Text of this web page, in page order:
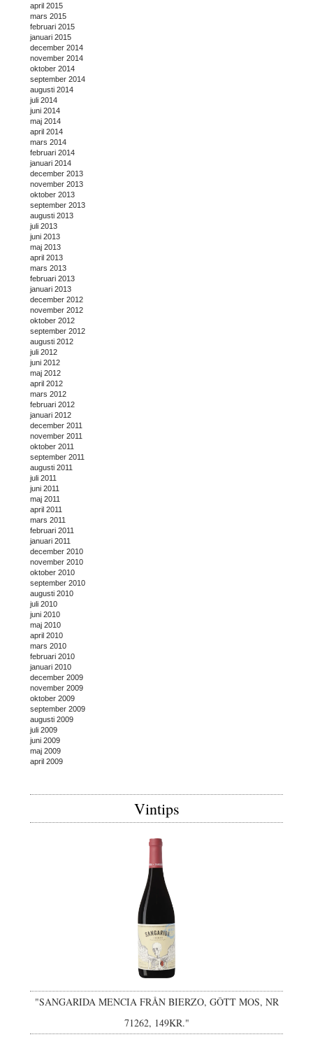
april 2015
mars 2015
februari 2015
januari 2015
december 2014
november 2014
oktober 2014
september 2014
augusti 2014
juli 2014
juni 2014
maj 2014
april 2014
mars 2014
februari 2014
januari 2014
december 2013
november 2013
oktober 2013
september 2013
augusti 2013
juli 2013
juni 2013
maj 2013
april 2013
mars 2013
februari 2013
januari 2013
december 2012
november 2012
oktober 2012
september 2012
augusti 2012
juli 2012
juni 2012
maj 2012
april 2012
mars 2012
februari 2012
januari 2012
december 2011
november 2011
oktober 2011
september 2011
augusti 2011
juli 2011
juni 2011
maj 2011
april 2011
mars 2011
februari 2011
januari 2011
december 2010
november 2010
oktober 2010
september 2010
augusti 2010
juli 2010
juni 2010
maj 2010
april 2010
mars 2010
februari 2010
januari 2010
december 2009
november 2009
oktober 2009
september 2009
augusti 2009
juli 2009
juni 2009
maj 2009
april 2009
Vintips
"SANGARIDA MENCIA FRÅN BIERZO, GÔTT MOS, NR
71262, 149KR."